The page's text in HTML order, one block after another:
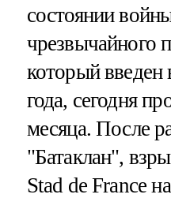
состоянии
чрезвычайного
который введен
года, сегодня
месяца. После
"Батаклан",
Stad de France